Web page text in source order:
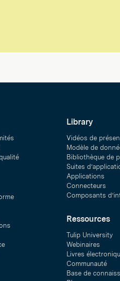
Library
Vidéos de
Modèle de
Bibliothèque de
Suites
Applications
Connecteurs
Composants
Ressources
Tulip University
Webinaires
Livres
Communauté
Base de